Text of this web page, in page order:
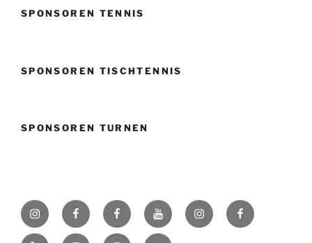
SPONSOREN TENNIS
SPONSOREN TISCHTENNIS
SPONSOREN TURNEN
Instagram
SVK
Facebook
Volleyball
Facebook
Fußball
YoutubeInstagram
Badener
Facebook
Badener